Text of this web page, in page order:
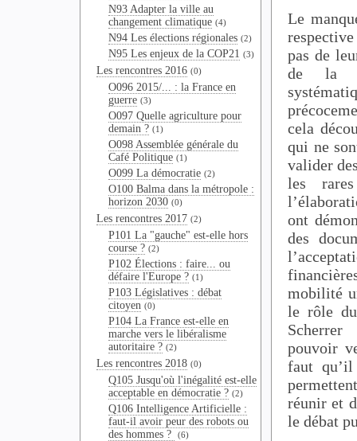
N93 Adapter la ville au
changement climatique (4)
N94 Les élections régionales (2)
N95 Les enjeux de la COP21 (3)
Les rencontres 2016 (0)
O096 2015/... : la France en
guerre (3)
O097 Quelle agriculture pour
demain ? (1)
O098 Assemblée générale du
Café Politique (1)
O099 La démocratie (2)
O100 Balma dans la métropole :
horizon 2030 (0)
Les rencontres 2017 (2)
P101 La "gauche" est-elle hors
course ? (2)
P102 Élections : faire... ou
défaire l'Europe ? (1)
P103 Législatives : débat
citoyen (0)
P104 La France est-elle en
marche vers le libéralisme
autoritaire ? (2)
Les rencontres 2018 (0)
Q105 Jusqu'où l'inégalité est-elle
acceptable en démocratie ? (2)
Q106 Intelligence Artificielle :
faut-il avoir peur des robots ou
des hommes ?
(6)
Le
pas de
de la
cela
qui ne
valider
les
ont
des
mobilité
le rôle
Scherrer
pouvoir
faut
réunir et
le débat